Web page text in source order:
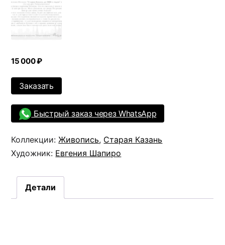
15 000₽
Заказать
Быстрый заказ через WhatsApp
Коллекции: Живопись, Старая Казань
Художник: Евгения Шапиро
Детали